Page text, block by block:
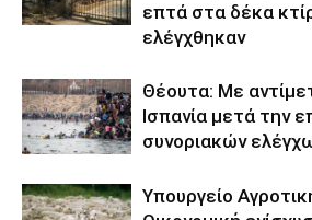
επτά στα δέκα
ελέγχθηκαν
Θέουτα: Με
Ισπανία μετά την
συνοριακών
Υπουργείο